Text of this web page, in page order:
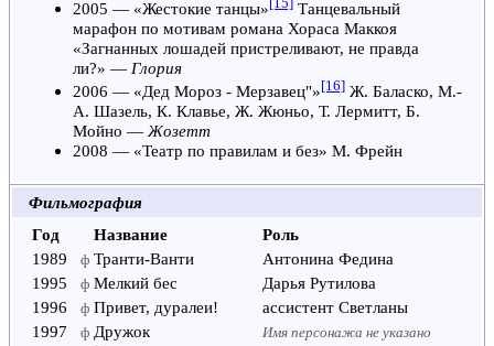
2005 — «Жестокие танцы» [15]
Танцевальный
марафон по мотивам романа Хораса Маккоя
«Загнанных лошадей пристреливают, не правда
ли?» — Глория
2006 — «Дед Мороз - Мерзавец"» [16] Ж. Баласко,М.-
А. Шазель,К. Клавье,Ж. Жюньо,Т. Лермитт, Б.
Мойно —Жозетт
2008 — «Театр по правилам и без»М. Фрейн
Фильмография
Год
Название
Роль
1989
ф Транти-Ванти
Антонина Федина
1995
ф Мелкий бес
Дарья Рутилова
1996
ф Привет, дуралеи!
ассистент Светланы
1997
ф Дружок Имя персонажа не указано